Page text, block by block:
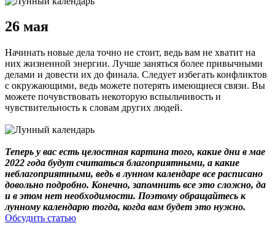
26 мая
Начинать новые дела точно не стоит, ведь вам не хватит на
них жизненной энергии. Лучше заняться более привычными
делами и довести их до финала. Следует избегать конфликтов
с окружающими, ведь можете потерять имеющиеся связи. Вы
можете почувствовать некоторую вспыльчивость и
чувствительность к словам других людей.
Теперь у вас есть целостная картина того, какие дни в мае
2022 года будут считаться благоприятными, а какие
неблагоприятными, ведь в лунном календаре все расписано
довольно подробно. Конечно, запомнить все это сложно, да
и в этом нет необходимости. Поэтому обращайтесь к
лунному календарю тогда, когда вам будет это нужно.
Обсудить статью